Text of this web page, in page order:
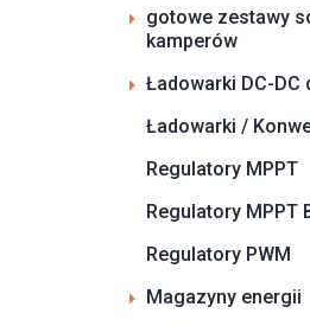
gotowe zestawy
kamperów
Ładowarki DC-DC
Ładowarki /
Regulatory MPPT
Regulatory MPPT
Regulatory PWM
Magazyny energii